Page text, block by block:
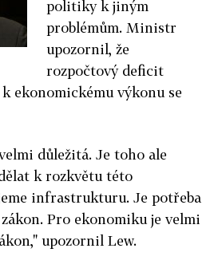
politiky k jiným
problémům. Ministr
upozornil, že
rozpočtový deficit
ekonomickému výkonu se
důležitá. Je toho ale
k rozkvětu této
infrastrukturu. Je potřeba
Pro ekonomiku je velmi
upozornil Lew.